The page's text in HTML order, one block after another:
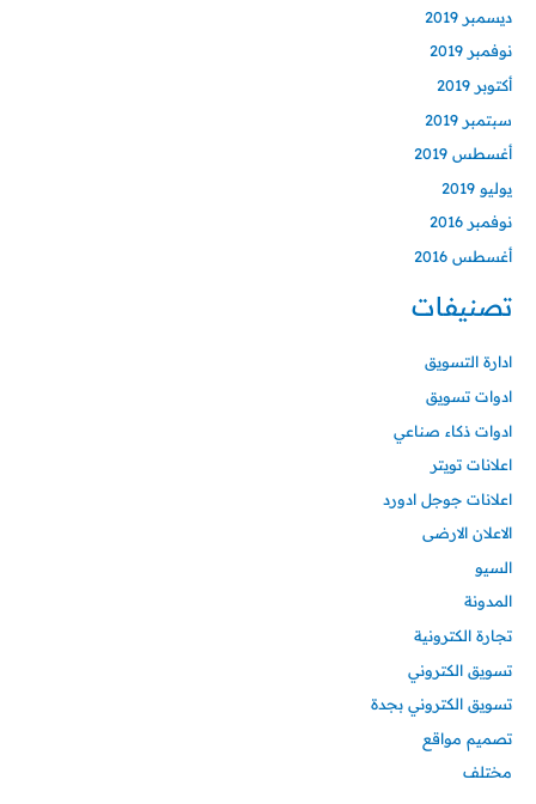
ديسمبر 2019
نوفمبر 2019
أكتوبر 2019
سبتمبر 2019
أغسطس 2019
يوليو 2019
نوفمبر 2016
أغسطس 2016
تصنيفات
ادارة التسويق
ادوات تسويق
ادوات ذكاء صناعي
اعلانات تويتر
اعلانات جوجل ادورد
الاعلان الارضى
السيو
المدونة
تجارة الكترونية
تسويق الكتروني
تسويق الكتروني بجدة
تصميم مواقع
مختلف